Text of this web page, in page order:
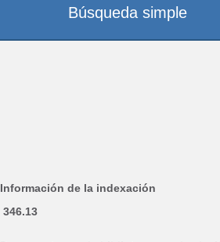
Información de la indexación
346.13
Búsqueda simple